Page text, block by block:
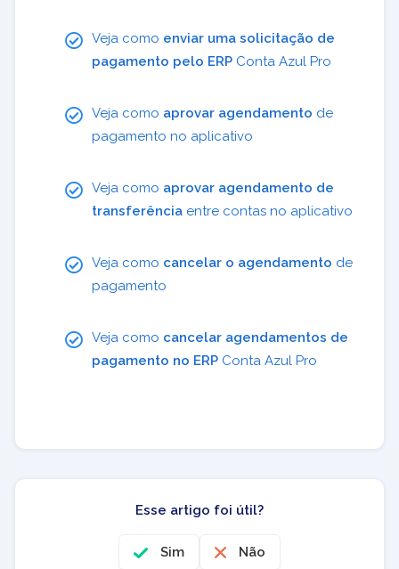
Veja como enviar uma solicitação de
pagamento pelo ERP Conta Azul Pro
Veja como aprovar agendamento de
pagamento no aplicativo
Veja como aprovar agendamento de
transferência entre contas no aplicativo
Veja como cancelar o agendamento de
pagamento
Veja como cancelar agendamentos de
pagamento no ERP Conta Azul Pro
Esse artigo foi útil?
Sim Não